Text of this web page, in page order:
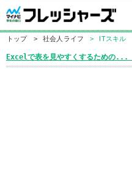
トップ > 社会人ライフ > ITスキル
Excelで表を見やすくするための...